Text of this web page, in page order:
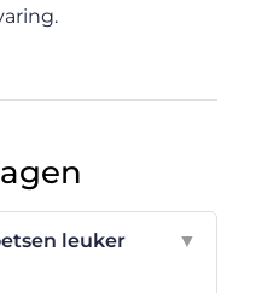
leuker
▼